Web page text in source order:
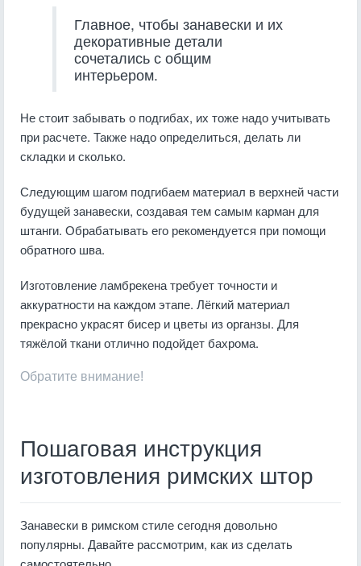
Главное, чтобы занавески и их
декоративные детали
сочетались с общим
интерьером.
Не стоит забывать о подгибах, их тоже надо учитывать
при расчете. Также надо определиться, делать ли
складки и сколько.
Следующим шагом подгибаем материал в верхней части
будущей занавески, создавая тем самым карман для
штанги. Обрабатывать его рекомендуется при помощи
обратного шва.
Изготовление ламбрекена требует точности и
аккуратности на каждом этапе. Лёгкий материал
прекрасно украсят бисер и цветы из органзы. Для
тяжёлой ткани отлично подойдет бахрома.
Обратите внимание!
Пошаговая инструкция
изготовления римских штор
Занавески в римском стиле сегодня довольно
популярны. Давайте рассмотрим, как из сделать